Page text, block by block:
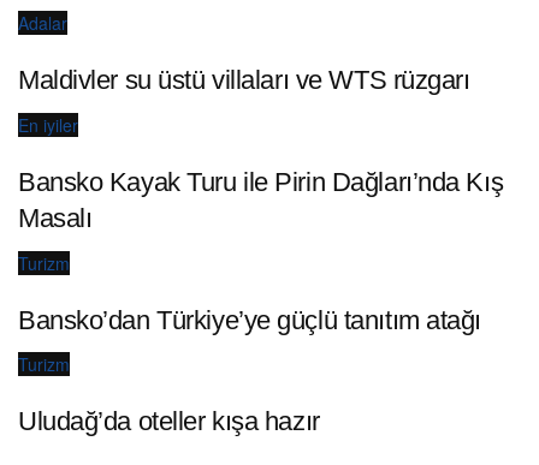
Adalar
Maldivler su üstü villaları ve WTS rüzgarı
En iyiler
Bansko Kayak Turu ile Pirin Dağları’nda Kış
Masalı
Turizm
Bansko’dan Türkiye’ye güçlü tanıtım atağı
Turizm
Uludağ’da oteller kışa hazır